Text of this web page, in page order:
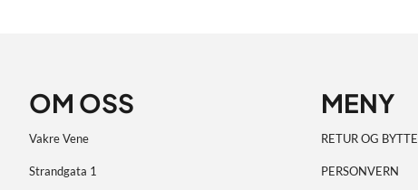
OM OSS
Vakre Vene
Strandgata 1
MENY
RETUR OG BYTTE
PERSONVERN